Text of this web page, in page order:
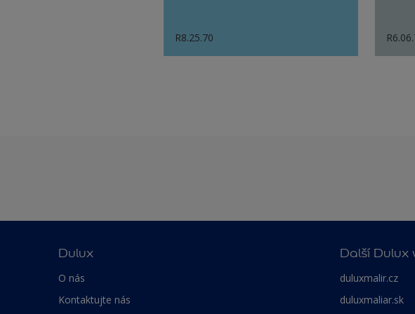
R8.25.70
Dulux
O nás
Kontaktujte nás
Další Dulux
duluxmalir.cz
duluxmaliar.sk